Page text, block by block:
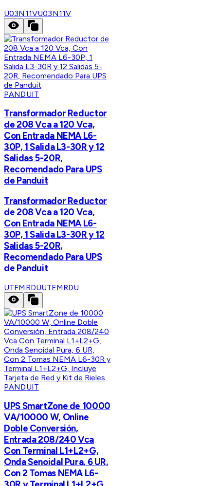
U03N11VU03N11V
PANDUIT
Transformador Reductor
de 208 Vca a 120 Vca,
Con Entrada NEMA L6-
30P, 1 Salida L3-30R y 12
Salidas 5-20R,
Recomendado Para UPS
de Panduit
Transformador Reductor
de 208 Vca a 120 Vca,
Con Entrada NEMA L6-
30P, 1 Salida L3-30R y 12
Salidas 5-20R,
Recomendado Para UPS
de Panduit
UTFMRDUUTFMRDU
PANDUIT
UPS SmartZone de 10000
VA/10000 W, Online
Doble Conversión,
Entrada 208/240 Vca
Con Terminal L1+L2+G,
Onda Senoidal Pura, 6 UR,
Con 2 Tomas NEMA L6-